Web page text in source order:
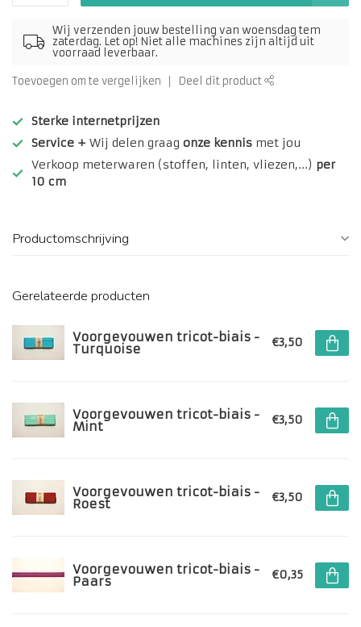
Wij verzenden jouw bestelling van woensdag tem
zaterdag. Let op! Niet alle machines zijn altijd uit
voorraad leverbaar.
Toevoegen om te vergelijken Deel dit product
Sterke internetprijzen
Service + Wij delen graag onze kennis met jou
Verkoop meterwaren (stoffen, linten, vliezen,...) per
10 cm
Productomschrijving
Gerelateerde producten
Voorgevouwen tricot-biais -
Turquoise €3,50
Voorgevouwen tricot-biais -
Mint €3,50
Voorgevouwen tricot-biais -
Roest €3,50
Voorgevouwen tricot-biais -
Paars €0,35